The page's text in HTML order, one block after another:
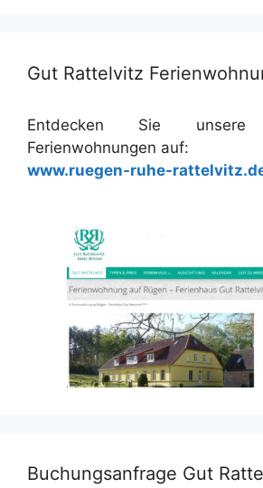
Gut Rattelvitz
Entdecken Sie unsere
Ferienwohnungen auf:
www.ruegen-ruhe-
Buchungsanfrage Gut